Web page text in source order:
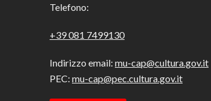
Telefono:
+39 081 7499130
Indirizzo email: mu-cap@cultura.gov.it
PEC: mu-cap@pec.cultura.gov.it